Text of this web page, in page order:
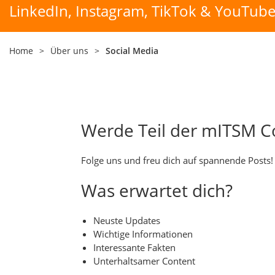
LinkedIn, Instagram, TikTok & YouTube
Home > Über uns > Social Media
Werde Teil der mITSM
Folge uns und freu dich auf spannende Posts!
Was erwartet dich?
Neuste Updates
Wichtige Informationen
Interessante Fakten
Unterhaltsamer Content